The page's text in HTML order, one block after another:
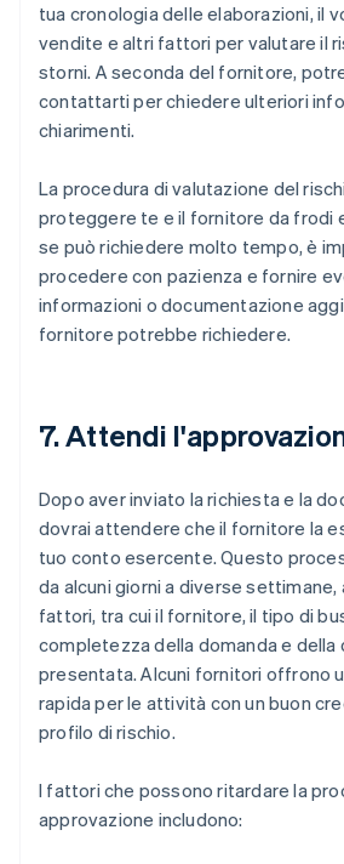
tua cronologia delle elaborazioni, il
vendite e altri fattori per valutare il
storni. A seconda del fornitore,
contattarti per chiedere ulteriori
chiarimenti.
La procedura di valutazione del
proteggere te e il fornitore da frodi
se può richiedere molto tempo, è
procedere con pazienza e fornire
informazioni o documentazione
fornitore potrebbe richiedere.
7. Attendi
Dopo aver inviato la richiesta e la
dovrai attendere che il fornitore la
tuo conto esercente. Questo
da alcuni giorni a diverse settimane,
fattori, tra cui il fornitore, il tipo di
completezza della domanda e della
presentata. Alcuni fornitori offrono
rapida per le attività con un buon
profilo di rischio.
I fattori che possono ritardare la
approvazione includono: